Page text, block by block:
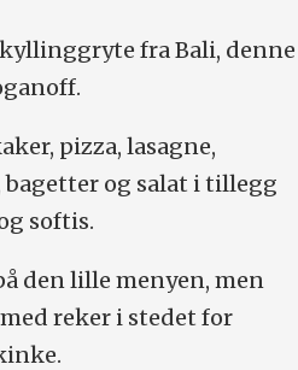
fra Bali, denne
pizza, lasagne,
og salat i tillegg
softis.
den lille menyen, men
reker i stedet for